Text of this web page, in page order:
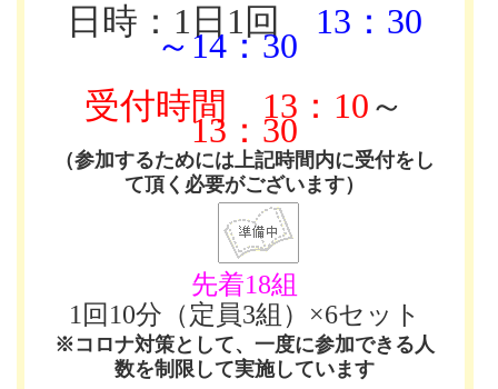
日時：1日1回
13：30
～14：30
受付時間
13：10～
13：30
（参加するためには上記時間内に受付をし
て頂く必要がございます）
先着18組
1回10分（定員3組）×6セット
※コロナ対策として、一度に参加できる人
数を制限して実施しています